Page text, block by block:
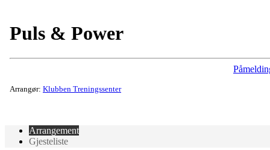
Puls & Power
Arrangør: Klubben Treningssenter
Arrangement
Gjesteliste